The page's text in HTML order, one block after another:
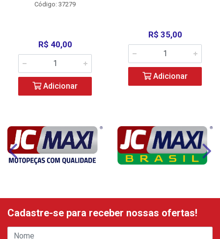
Código: 37279
R$ 40,00
Adicionar
R$ 35,00
Adicionar
Cadastre-se para receber nossas ofertas!